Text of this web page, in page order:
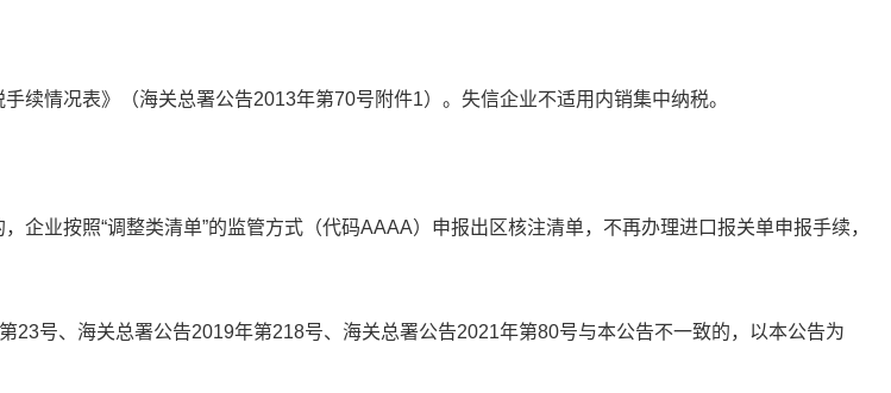
情况表》（海关总署公告2013年第70号附件1）。失信企业不适用内销集中纳税。
业按照“调整类清单”的监管方式（代码AAAA）申报出区核注清单，不再办理进口报关单申报手续，
号、海关总署公告2019年第218号、海关总署公告2021年第80号与本公告不一致的，以本公告为